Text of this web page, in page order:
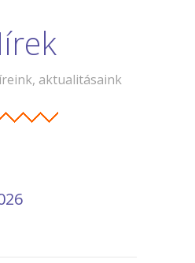
aktualitásaink